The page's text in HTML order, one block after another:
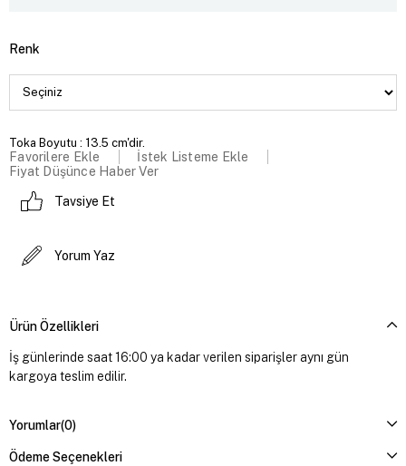
Renk
Toka Boyutu : 13.5 cm'dir.
Favorilere Ekle
İstek Listeme Ekle
Fiyat Düşünce Haber Ver
Tavsiye Et
Yorum Yaz
Ürün Özellikleri
İş günlerinde saat 16:00 ya kadar verilen siparişler aynı gün
kargoya teslim edilir.
Yorumlar(0)
Ödeme Seçenekleri